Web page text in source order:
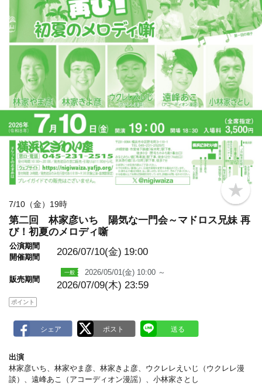
b
o
k
7/10（金）19時
第二回 林家彦いち 陽気な一門会～マドロス兄妹 再
び！初夏のメロディ噺
公演期間
開催期間
2026/07/10(金) 19:00
販売期間
2026/05/01(金) 10:00 ～
2026/07/09(木) 23:59
ポイント
出演
林家彦いち、林家やま彦、林家きよ彦、ウクレレえいじ（ウクレレ漫
談）、遠峰あこ（アコーディオン漫謡）、小林家さとし